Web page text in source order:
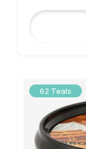
62 Teals